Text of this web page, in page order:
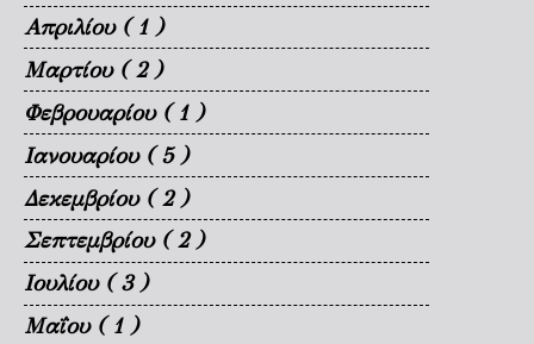
Απριλίου ( 1 )
Μαρτίου ( 2 )
Φεβρουαρίου ( 1 )
Ιανουαρίου ( 5 )
Δεκεμβρίου ( 2 )
Σεπτεμβρίου ( 2 )
Ιουλίου ( 3 )
Μαΐου ( 1 )